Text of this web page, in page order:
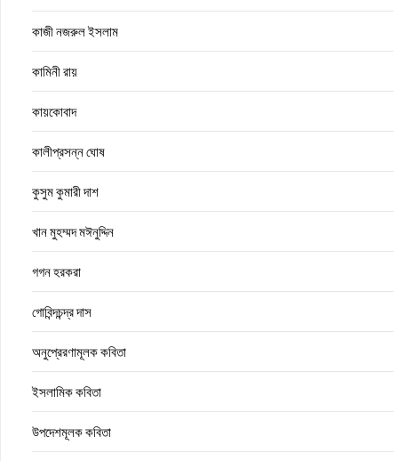
কাজী নজরুল ইসলাম
কামিনী রায়
কায়কোবাদ
কালীপ্রসন্ন ঘোষ
কুসুম কুমারী দাশ
খান মুহম্মদ মঈনুদ্দিন
গগন হরকরা
গোবিন্দচন্দ্র দাস
অনুপ্রেরণামূলক কবিতা
ইসলামিক কবিতা
উপদেশমূলক কবিতা